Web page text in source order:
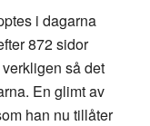
i dagarna
872 sidor
så det
En glimt av
han nu tillåter